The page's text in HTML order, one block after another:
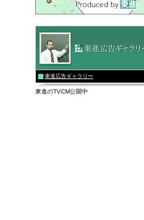
東進広告ギャラリー
東進のTVCM公開中